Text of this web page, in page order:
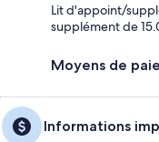
Lit d'appoint/
supplément de
Moyens de
Informations